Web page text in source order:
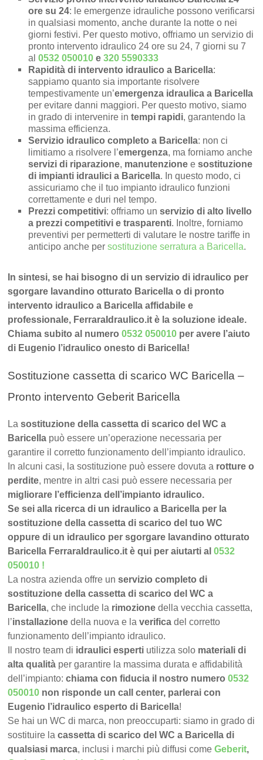
ore su 24: le emergenze idrauliche possono verificarsi
in qualsiasi momento, anche durante la notte o nei
giorni festivi. Per questo motivo, offriamo un servizio di
pronto intervento idraulico 24 ore su 24, 7 giorni su 7
al0532 050010 e320 5590333
Rapidità di intervento idraulico a Baricella:
sappiamo quanto sia importante risolvere
tempestivamente un’emergenza idraulica a Baricella
per evitare danni maggiori. Per questo motivo, siamo
in grado di intervenire intempi rapidi, garantendo la
massima efficienza.
Servizio idraulico completo a Baricella: non ci
limitiamo a risolvere l’emergenza, ma forniamo anche
servizi di riparazione, manutenzione esostituzione
di impianti idraulici a Baricella. In questo modo, ci
assicuriamo che il tuo impianto idraulico funzioni
correttamente e duri nel tempo.
Prezzi competitivi: offriamo unservizio di alto livello
a prezzi competitivi e trasparenti. Inoltre, forniamo
preventivi per permetterti di valutare le nostre tariffe in
anticipo anche persostituzione serratura a Baricella.
In sintesi, se hai bisogno di un servizio di idraulico per
sgorgare lavandino otturato Baricella o di pronto
intervento idraulico a Baricella affidabile e
professionale, FerraraIdraulico.it è la soluzione ideale.
Chiama subito al numero0532 050010 per avere l’aiuto
di Eugenio l’idraulico onesto di Baricella!
Sostituzione cassetta di scarico WC Baricella –
Pronto intervento Geberit Baricella
Lasostituzione della cassetta di scarico del WC a
Baricella può essere un’operazione necessaria per
garantire il corretto funzionamento dell’impianto idraulico.
In alcuni casi, la sostituzione può essere dovuta a rotture o
perdite, mentre in altri casi può essere necessaria per
migliorare l’efficienza dell’impianto idraulico.
Se sei alla ricerca di un idraulico a Baricella per la
sostituzione della cassetta di scarico del tuo WC
oppure di un idraulico per sgorgare lavandino otturato
Baricella FerraraIdraulico.it è qui per aiutarti al0532
050010 !
La nostra azienda offre unservizio completo di
sostituzione della cassetta di scarico del WC a
Baricella, che include la rimozione della vecchia cassetta,
l’installazione della nuova e laverifica del corretto
funzionamento dell’impianto idraulico.
Il nostro team di idraulici esperti utilizza solo materiali di
alta qualità per garantire la massima durata e affidabilità
dell’impianto:chiama con fiducia il nostro numero0532
050010 non risponde un call center, parlerai con
Eugenio l’idraulico esperto di Baricella!
Se hai un WC di marca, non preoccuparti: siamo in grado di
sostituire lacassetta di scarico del WC a Baricella di
qualsiasi marca, inclusi i marchi più diffusi comeGeberit,